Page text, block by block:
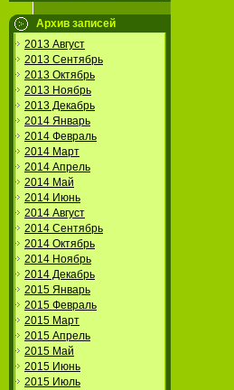
Архив записей
2013 Август
2013 Сентябрь
2013 Октябрь
2013 Ноябрь
2013 Декабрь
2014 Январь
2014 Февраль
2014 Март
2014 Апрель
2014 Май
2014 Июнь
2014 Август
2014 Сентябрь
2014 Октябрь
2014 Ноябрь
2014 Декабрь
2015 Январь
2015 Февраль
2015 Март
2015 Апрель
2015 Май
2015 Июнь
2015 Июль